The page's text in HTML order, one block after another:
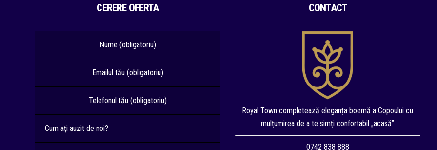
CERERE OFERTA CONTACT
Royal Town completează eleganța boemă a Copoului cu
mulțumirea de a te simți confortabil „acasă”
0742 838 888